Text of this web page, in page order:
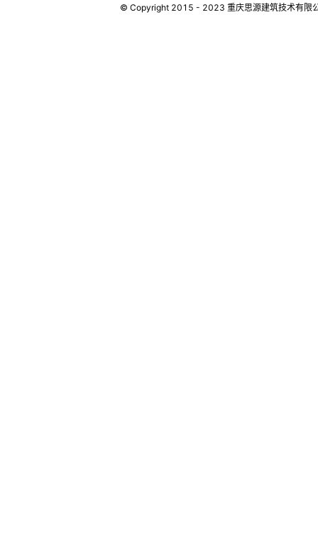
© Copyright 2015 - 2023 重庆思源建筑技术有限